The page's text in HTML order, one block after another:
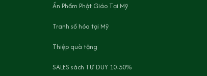
Ấn Phẩm Phật Giáo Tại Mỹ
Tranh số hóa tại Mỹ
Thiệp quà tặng
SALES sách TƯ DUY 10-50%